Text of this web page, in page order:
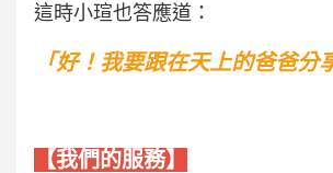
這時小瑄也答應道：
「好！我要跟在天上的爸爸分
【我們的服務】